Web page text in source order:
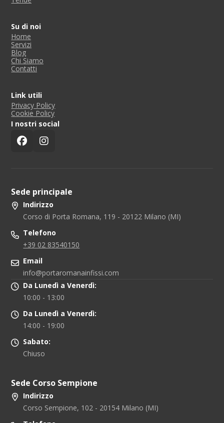
Su di noi
Home
Servizi
Blog
Chi Siamo
Contatti
Link utili
Privacy Policy
Cookie Policy
I nostri social
Sede principale
Indirizzo
Corso di Porta Romana, 119 - 20122 Milano (MI)
Telefono
+39 02 83540150
Email
info@portaromanainfissi.com
Da Lunedì a Venerdì:
10:00 - 13:00
Da Lunedì a Venerdì:
14:00 - 19:00
Sabato:
Chiuso
Sede Corso Sempione
Indirizzo
Corso Sempione, 102 - 20154 Milano (MI)